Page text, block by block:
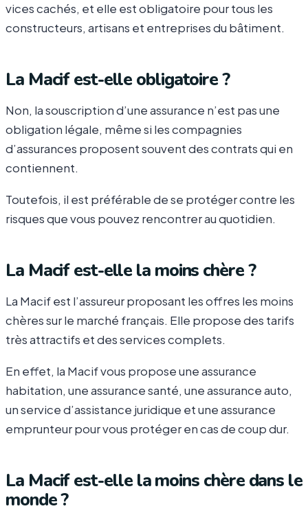
vices cachés, et elle est obligatoire pour tous les
constructeurs, artisans et entreprises du bâtiment.
La Macif est-elle obligatoire ?
Non, la souscription d’une assurance n’est pas une
obligation légale, même si les compagnies
d’assurances proposent souvent des contrats qui en
contiennent.
Toutefois, il est préférable de se protéger contre les
risques que vous pouvez rencontrer au quotidien.
La Macif est-elle la moins chère ?
La Macif est l’assureur proposant les offres les moins
chères sur le marché français. Elle propose des tarifs
très attractifs et des services complets.
En effet, la Macif vous propose une assurance
habitation, une assurance santé, une assurance auto,
un service d’assistance juridique et une assurance
emprunteur pour vous protéger en cas de coup dur.
La Macif est-elle la moins chère dans le
monde ?